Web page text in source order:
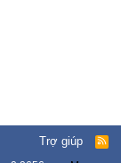
Trợ giúp
R